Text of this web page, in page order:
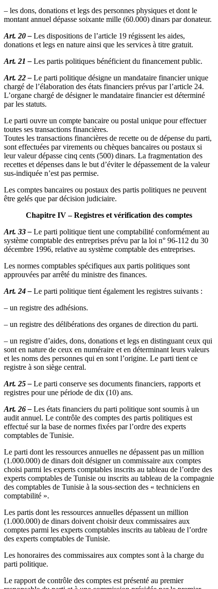
– les dons, donations et legs des personnes physiques et dont le
montant annuel dépasse soixante mille (60.000) dinars par donateur.
Art. 20 – Les dispositions de l’article 19 régissent les aides,
donations et legs en nature ainsi que les services à titre gratuit.
Art. 21 – Les partis politiques bénéficient du financement public.
Art. 22 – Le parti politique désigne un mandataire financier unique
chargé de l’élaboration des états financiers prévus par l’article 24.
L’organe chargé de désigner le mandataire financier est déterminé
par les statuts.
Le parti ouvre un compte bancaire ou postal unique pour effectuer
toutes ses transactions financières.
Toutes les transactions financières de recette ou de dépense du parti,
sont effectuées par virements ou chèques bancaires ou postaux si
leur valeur dépasse cinq cents (500) dinars. La fragmentation des
recettes et dépenses dans le but d’éviter le dépassement de la valeur
sus-indiquée n’est pas permise.
Les comptes bancaires ou postaux des partis politiques ne peuvent
être gelés que par décision judiciaire.
Chapitre IV – Registres et vérification des comptes
Art. 33 – Le parti politique tient une comptabilité conformément au
système comptable des entreprises prévu par la loi n° 96-112 du 30
décembre 1996, relative au système comptable des entreprises.
Les normes comptables spécifiques aux partis politiques sont
approuvées par arrêté du ministre des finances.
Art. 24 – Le parti politique tient également les registres suivants :
– un registre des adhésions.
– un registre des délibérations des organes de direction du parti.
– un registre d’aides, dons, donations et legs en distinguant ceux qui
sont en nature de ceux en numéraire et en déterminant leurs valeurs
et les noms des personnes qui en sont l’origine. Le parti tient ce
registre à son siège central.
Art. 25 – Le parti conserve ses documents financiers, rapports et
registres pour une période de dix (10) ans.
Art. 26 – Les états financiers du parti politique sont soumis à un
audit annuel. Le contrôle des comptes des partis politiques est
effectué sur la base de normes fixées par l’ordre des experts
comptables de Tunisie.
Le parti dont les ressources annuelles ne dépassent pas un million
(1.000.000) de dinars doit désigner un commissaire aux comptes
choisi parmi les experts comptables inscrits au tableau de l’ordre des
experts comptables de Tunisie ou inscrits au tableau de la compagnie
des comptables de Tunisie à la sous-section des « techniciens en
comptabilité ».
Les partis dont les ressources annuelles dépassent un million
(1.000.000) de dinars doivent choisir deux commissaires aux
comptes parmi les experts comptables inscrits au tableau de l’ordre
des experts comptables de Tunisie.
Les honoraires des commissaires aux comptes sont à la charge du
parti politique.
Le rapport de contrôle des comptes est présenté au premier